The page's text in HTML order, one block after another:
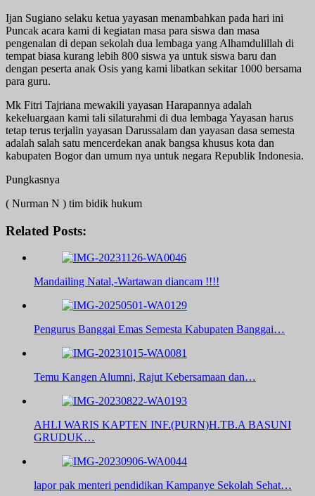
Ijan Sugiano selaku ketua yayasan menambahkan pada hari ini
Puncak acara kami di kegiatan masa para siswa dan masa
pengenalan di depan sekolah dua lembaga yang Alhamdulillah di
tempat biasa kurang lebih 800 siswa ya untuk siswa baru dan
dengan peserta anak Osis yang kami libatkan sekitar 1000 bersama
para guru.
Mk Fitri Tajriana mewakili yayasan Harapannya adalah
kekeluargaan kami tali silaturahmi di dua lembaga Yayasan harus
tetap terus terjalin yayasan Darussalam dan yayasan dasa semesta
adalah salah satu mencerdekan anak bangsa khusus kota dan
kabupaten Bogor dan umum nya untuk negara Republik Indonesia.
Pungkasnya
( Nurman N ) tim bidik hukum
Related Posts:
Mandailing Natal,-Wartawan diancam !!!!
Pengurus Banggai Emas Semesta Kabupaten Banggai…
Temu Kangen Alumni, Rajut Kebersamaan dan…
AHLI WARIS KAPTEN INF.(PURN)H.TB.A BASUNI
GRUDUK…
lapor pak menteri pendidikan Kampanye Sekolah Sehat…